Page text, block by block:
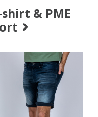
& PME